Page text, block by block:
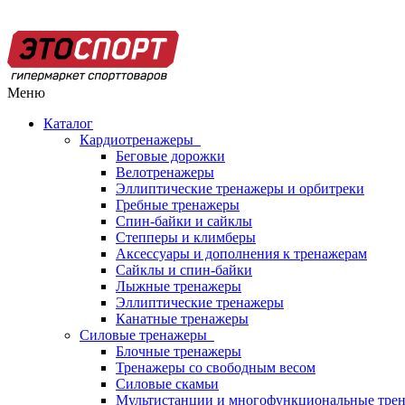
Меню
Каталог
Кардиотренажеры
Беговые дорожки
Велотренажеры
Эллиптические тренажеры и орбитреки
Гребные тренажеры
Спин-байки и сайклы
Степперы и климберы
Аксессуары и дополнения к тренажерам
Сайклы и спин-байки
Лыжные тренажеры
Эллиптические тренажеры
Канатные тренажеры
Силовые тренажеры
Блочные тренажеры
Тренажеры со свободным весом
Силовые скамьи
Мультистанции и многофункциональные